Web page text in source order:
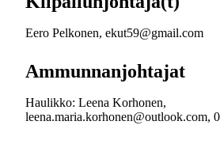
Eero Pelkonen, ekut59@gmail.com
Ammunnanjohtajat
Haulikko: Leena Korhonen,
leena.maria.korhonen@outlook.com,